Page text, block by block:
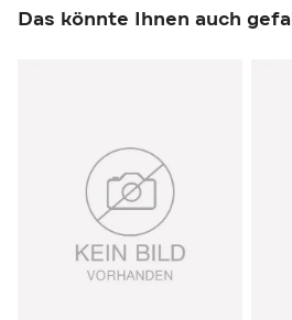
Das könnte Ihnen auch